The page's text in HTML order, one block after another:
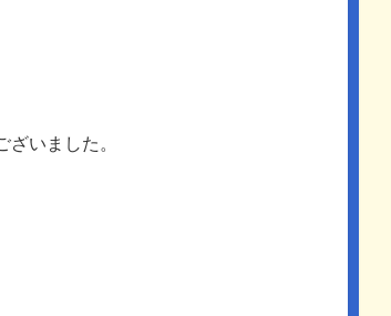
いました。